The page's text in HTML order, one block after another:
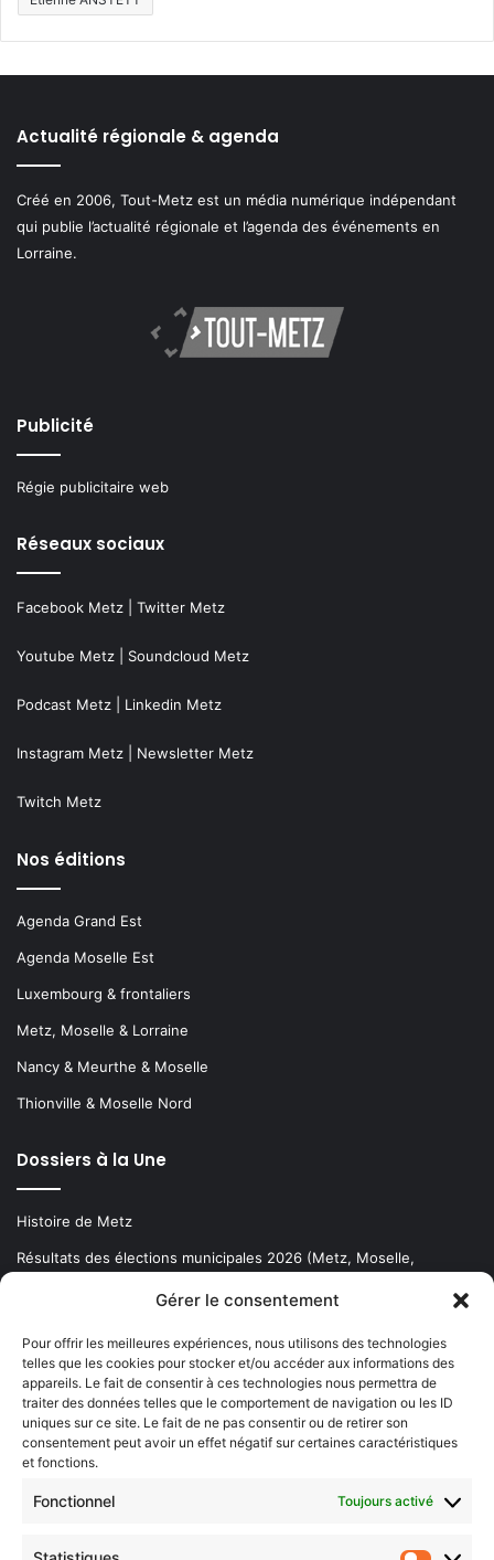
Gérer le consentement
Pour offrir les meilleures expériences, nous utilisons des technologies
telles que les cookies pour stocker et/ou accéder aux informations des
appareils. Le fait de consentir à ces technologies nous permettra de
traiter des données telles que le comportement de navigation ou les ID
uniques sur ce site. Le fait de ne pas consentir ou de retirer son
consentement peut avoir un effet négatif sur certaines caractéristiques
et fonctions.
Fonctionnel Toujours activé
Actualité régionale & agenda
Créé en 2006, Tout-Metz est un média numérique indépendant
qui publie l’actualité régionale et l’agenda des événements en
Lorraine.
Publicité
Régie publicitaire web
Réseaux sociaux
Facebook Metz Twitter Metz
Youtube Metz Soundcloud Metz
Podcast Metz Linkedin Metz
Instagram Metz Newsletter Metz
Twitch Metz
Nos éditions
Agenda Grand Est
Agenda Moselle Est
Luxembourg & frontaliers
Metz, Moselle & Lorraine
Nancy & Meurthe & Moselle
Thionville & Moselle Nord
Dossiers à la Une
Histoire de Metz
Résultats des élections municipales 2026 (Metz, Moselle,
Newsletter gratuite
Choisissez : matin, soir ou hebdo ?